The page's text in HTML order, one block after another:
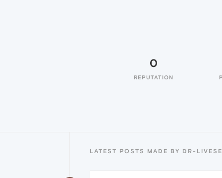
0
REPUTATION
LATEST POSTS MADE BY DR-